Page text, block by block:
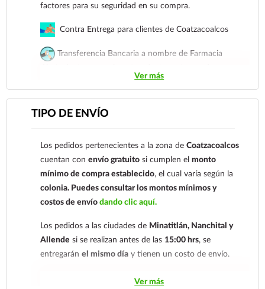
factores para su seguridad en su compra.
Contra Entrega para clientes de Coatzacoalcos
Transferencia Bancaria a nombre de Farmacia
cuenta: Clave: 014854655008143954
Para esta forma de pago el cliente deberá enviar su
comprobante de pago a al siguiente correo
nuestro
921 261 8491
Ver más
TIPO DE ENVÍO
Los pedidos pertenecientes a la zona deCoatzacoalcos
cuentan conenvío gratuito si cumplen elmonto
mínimo de compra establecido, el cual varía según la
colonia. Puedes consultar los montos mínimos y
costos de envíodando clic aquí.
Los pedidos a las ciudades de Minatitlán, Nanchital y
Allende si se realizan antes de las 15:00 hrs, se
entregaránel mismo día y tienen un costo de envío.
Los pedidos de otras localidades se envían mediante
Ver más